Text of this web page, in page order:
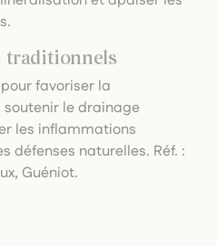
traditionnels
favoriser la
le drainage
les inflammations
défenses naturelles. Réf. :
Guéniot.